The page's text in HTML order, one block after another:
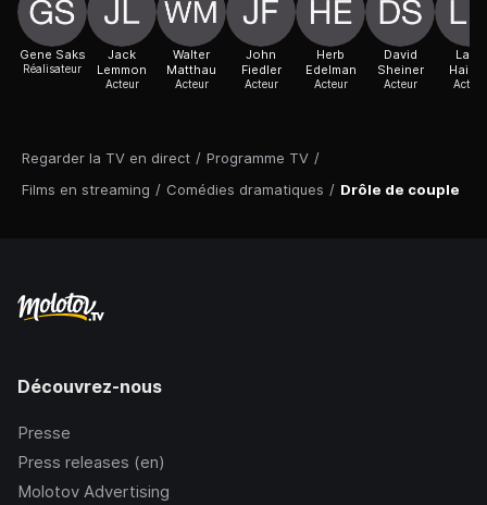
Regarder la TV en direct / Programme TV /
Films en streaming / Comédies dramatiques / Drôle de couple
Gene Saks
Réalisateur
Jack
Lemmon
Acteur
Walter
Matthau
Acteur
John
Fiedler
Acteur
Herb
Edelman
Acteur
David
Sheiner
Acteur
Larry
Acteur
Découvrez-nous
Presse
Press releases (en)
Molotov Advertising